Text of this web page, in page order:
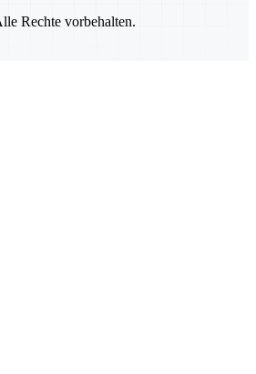
Rechte vorbehalten.